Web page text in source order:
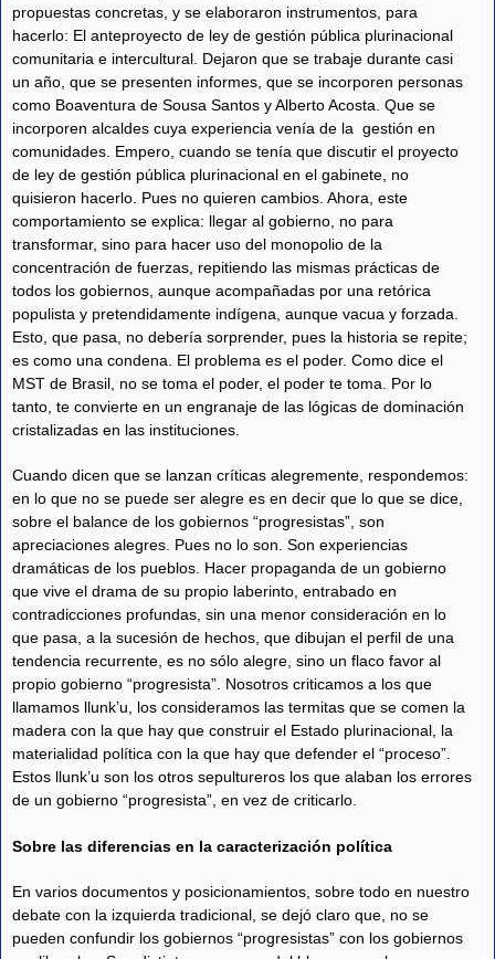
propuestas concretas, y se elaboraron instrumentos, para
hacerlo: El anteproyecto de ley de gestión pública plurinacional
comunitaria e intercultural. Dejaron que se trabaje durante casi
un año, que se presenten informes, que se incorporen personas
como Boaventura de Sousa Santos y Alberto Acosta. Que se
incorporen alcaldes cuya experiencia venía de la gestión en
comunidades. Empero, cuando se tenía que discutir el proyecto
de ley de gestión pública plurinacional en el gabinete, no
quisieron hacerlo. Pues no quieren cambios. Ahora, este
comportamiento se explica: llegar al gobierno, no para
transformar, sino para hacer uso del monopolio de la
concentración de fuerzas, repitiendo las mismas prácticas de
todos los gobiernos, aunque acompañadas por una retórica
populista y pretendidamente indígena, aunque vacua y forzada.
Esto, que pasa, no debería sorprender, pues la historia se repite;
es como una condena. El problema es el poder. Como dice el
MST de Brasil, no se toma el poder, el poder te toma. Por lo
tanto, te convierte en un engranaje de las lógicas de dominación
cristalizadas en las instituciones.
Cuando dicen que se lanzan críticas alegremente, respondemos:
en lo que no se puede ser alegre es en decir que lo que se dice,
sobre el balance de los gobiernos “progresistas”, son
apreciaciones alegres. Pues no lo son. Son experiencias
dramáticas de los pueblos. Hacer propaganda de un gobierno
que vive el drama de su propio laberinto, entrabado en
contradicciones profundas, sin una menor consideración en lo
que pasa, a la sucesión de hechos, que dibujan el perfil de una
tendencia recurrente, es no sólo alegre, sino un flaco favor al
propio gobierno “progresista”. Nosotros criticamos a los que
llamamos llunk’u, los consideramos las termitas que se comen la
madera con la que hay que construir el Estado plurinacional, la
materialidad política con la que hay que defender el “proceso”.
Estos llunk’u son los otros sepultureros los que alaban los errores
de un gobierno “progresista”, en vez de criticarlo.
Sobre las diferencias en la caracterización política
En varios documentos y posicionamientos, sobre todo en nuestro
debate con la izquierda tradicional, se dejó claro que, no se
pueden confundir los gobiernos “progresistas” con los gobiernos